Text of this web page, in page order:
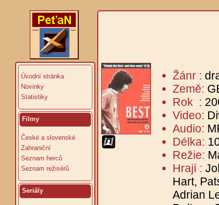
Úvodní stránka
Novinky
Statistiky
Filmy
České a slovenské
Zahraniční
Seznam herců
Seznam režisérů
Seriály
Žánr :
Země:
Rok :
Video:
Audio:
Délka:
Režie:
Hrají :
Hart,
Adrian